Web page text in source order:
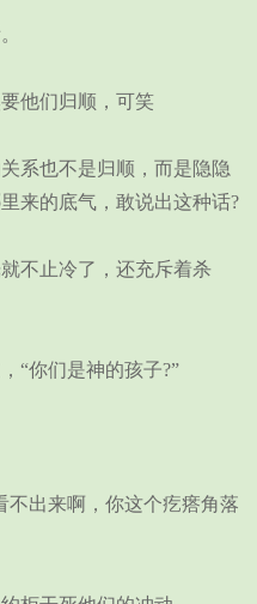
他们归顺，可笑
系也不是归顺，而是隐隐
来的底气，敢说出这种话?
不止冷了，还充斥着杀
“你们是神的孩子?”
出来啊，你这个疙瘩角落